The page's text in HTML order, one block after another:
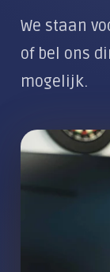
Alles over De
Wifi & Netwerk
Zakelijke
Zakelijke
Locaties
Klantportaal
We staan
of bel ons
mogelijk.